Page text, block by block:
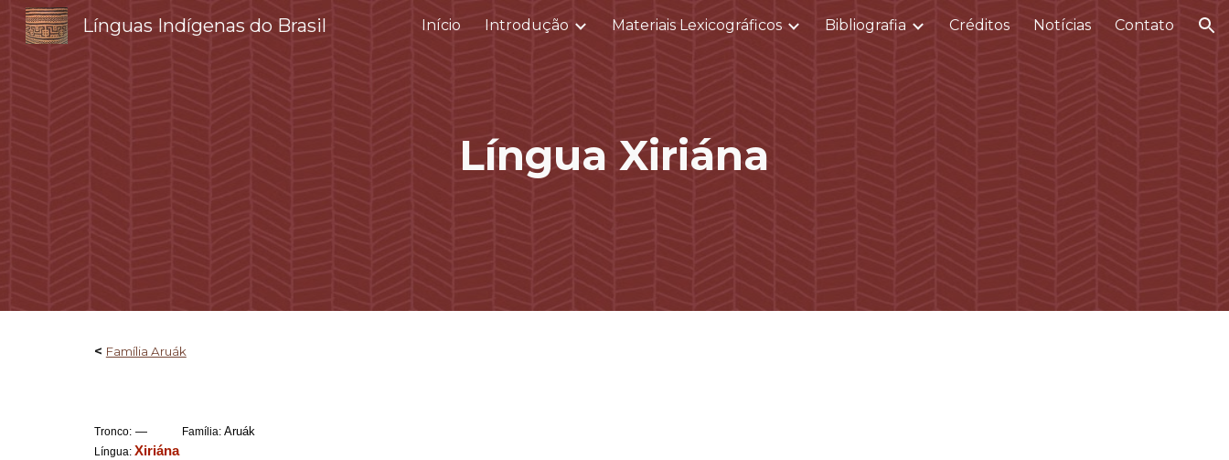
Skip to main content Skip to navigation
Línguas Indígenas do Brasil Início Introdução Materiais Lexicográficos Bibliografia Créditos Notícias Contato
Língua Xiriána
< Família Aruák
Tronco:— Família:Aruák
Língua: Xiriána